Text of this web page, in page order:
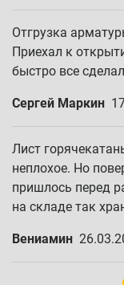
Отгрузка
Приехал к
быстро все
Сергей Маркин
Лист
неплохое. Но
пришлось перед
на складе так
Вениамин